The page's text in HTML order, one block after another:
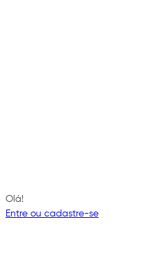
Olá!
Entre ou cadastre-se